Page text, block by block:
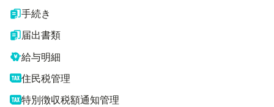
手続き
届出書類
給与明細
住民税管理
特別徴収税額通知管理